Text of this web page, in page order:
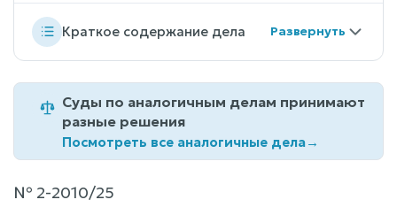
Краткое содержание дела
Суды по аналогичным делам принимают
разные решения
Посмотреть все аналогичные дела→
№ 2-2010/25